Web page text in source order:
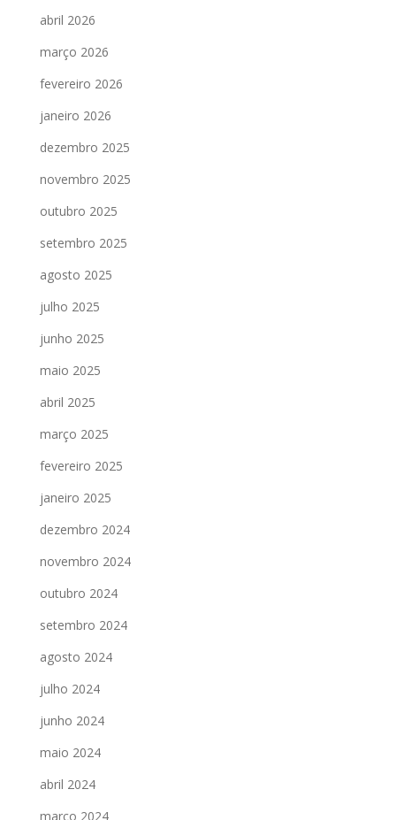
abril 2026
março 2026
fevereiro 2026
janeiro 2026
dezembro 2025
novembro 2025
outubro 2025
setembro 2025
agosto 2025
julho 2025
junho 2025
maio 2025
abril 2025
março 2025
fevereiro 2025
janeiro 2025
dezembro 2024
novembro 2024
outubro 2024
setembro 2024
agosto 2024
julho 2024
junho 2024
maio 2024
abril 2024
março 2024